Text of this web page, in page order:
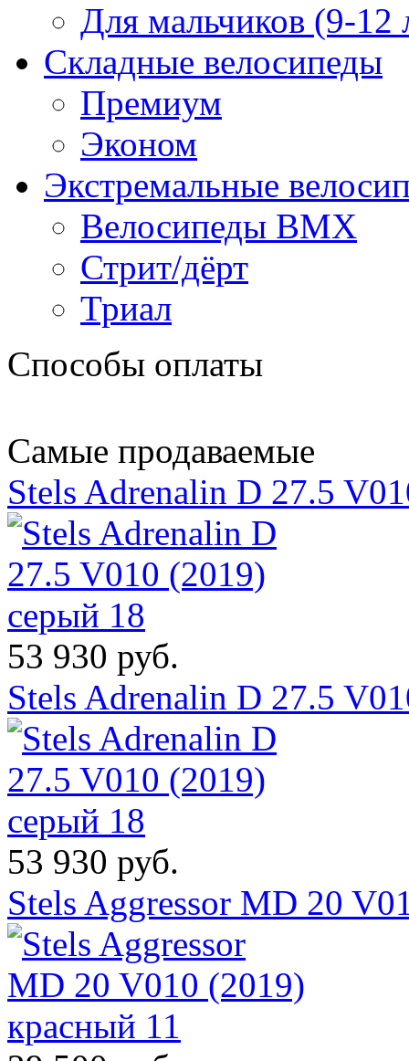
Для мальчиков (9-12
Складные велосипеды
Премиум
Эконом
Экстремальные
Велосипеды BMX
Стрит/дёрт
Триал
Способы оплаты
Самые продаваемые
Stels Adrenalin D 27.5
53 930 руб.
Stels Adrenalin D 27.5
53 930 руб.
Stels Aggressor MD 20